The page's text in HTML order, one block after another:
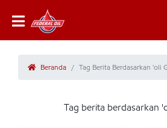
Beranda Tag Berita Berdasarkan 'oli
Tag berita berdasarkan